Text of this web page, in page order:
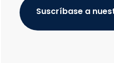
Suscríbase a